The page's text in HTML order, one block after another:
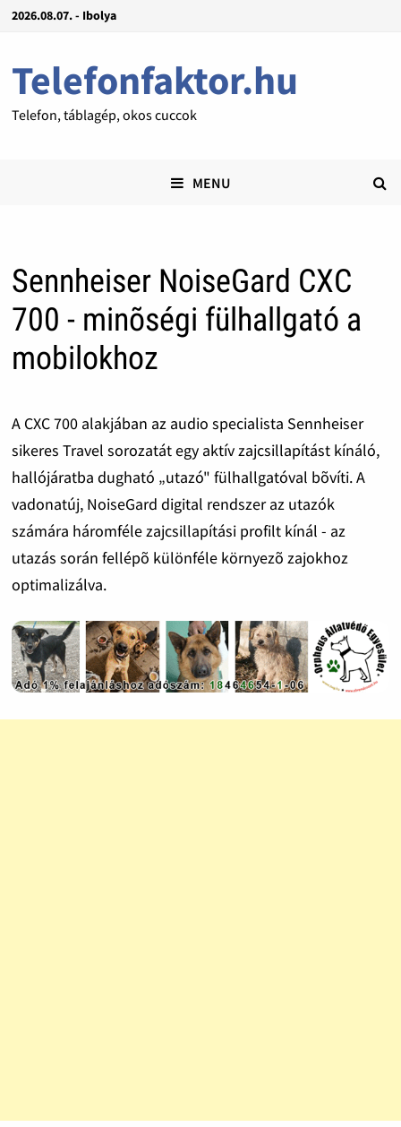
2026.08.07. - Ibolya
Telefonfaktor.hu
Telefon, táblagép, okos cuccok
MENU
Sennheiser NoiseGard CXC
700 - minõségi fülhallgató a
mobilokhoz
A CXC 700 alakjában az audio specialista Sennheiser
sikeres Travel sorozatát egy aktív zajcsillapítást kínáló,
hallójáratba dugható „utazó" fülhallgatóval bõvíti. A
vadonatúj, NoiseGard digital rendszer az utazók
számára háromféle zajcsillapítási profilt kínál - az
utazás során fellépõ különféle környezõ zajokhoz
optimalizálva.